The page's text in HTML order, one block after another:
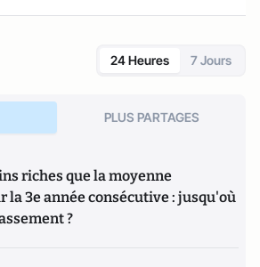
24 Heures 7 Jours
PLUS PARTAGES
riches que la moyenne
la 3e année consécutive : jusqu'où
?